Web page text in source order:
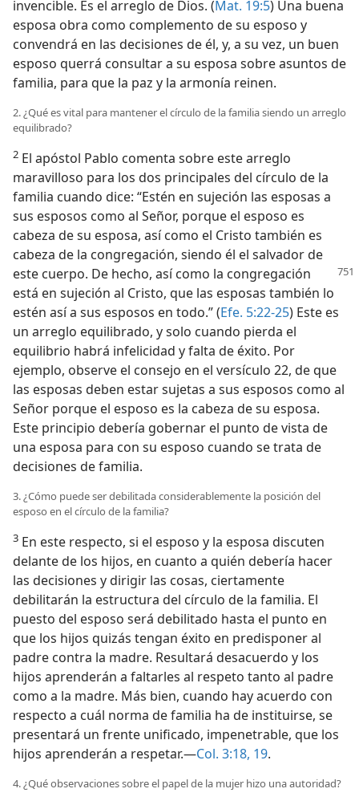
invencible. Es el arreglo de Dios. (Mat. 19:5) Una buena
esposa obra como complemento de su esposo y
convendrá en las decisiones de él, y, a su vez, un buen
esposo querrá consultar a su esposa sobre asuntos de
familia, para que la paz y la armonía reinen.
2. ¿Qué es vital para mantener el círculo de la familia siendo un arreglo
equilibrado?
2 El apóstol Pablo comenta sobre este arreglo
maravilloso para los dos principales del círculo de la
familia cuando dice: “Estén en sujeción las esposas a
sus esposos como al Señor, porque el esposo es
cabeza de su esposa, así como el Cristo también es
cabeza de la congregación, siendo él el salvador de
este cuerpo. De hecho, así como la congregación
está en sujeción al Cristo, que las esposas también lo
estén así a sus esposos en todo.” (Efe. 5:22-25) Este es
un arreglo equilibrado, y solo cuando pierda el
equilibrio habrá infelicidad y falta de éxito. Por
ejemplo, observe el consejo en el versículo 22, de que
las esposas deben estar sujetas a sus esposos como al
Señor porque el esposo es la cabeza de su esposa.
Este principio debería gobernar el punto de vista de
una esposa para con su esposo cuando se trata de
decisiones de familia.
3. ¿Cómo puede ser debilitada considerablemente la posición del
esposo en el círculo de la familia?
3 En este respecto, si el esposo y la esposa discuten
delante de los hijos, en cuanto a quién debería hacer
las decisiones y dirigir las cosas, ciertamente
debilitarán la estructura del círculo de la familia. El
puesto del esposo será debilitado hasta el punto en
que los hijos quizás tengan éxito en predisponer al
padre contra la madre. Resultará desacuerdo y los
hijos aprenderán a faltarles al respeto tanto al padre
como a la madre. Más bien, cuando hay acuerdo con
respecto a cuál norma de familia ha de instituirse, se
presentará un frente unificado, impenetrable, que los
hijos aprenderán a respetar.—Col. 3:18, 19.
4. ¿Qué observaciones sobre el papel de la mujer hizo una autoridad?